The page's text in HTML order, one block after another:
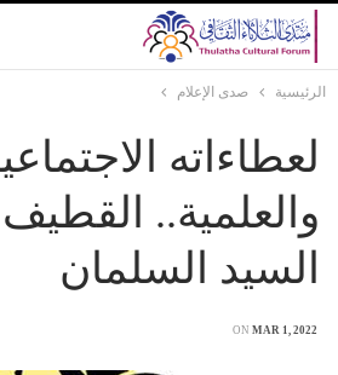
الرئيسية صدى الإعلام
لعطاءاته
والعلمية..
السيد السلمان
ON MAR 1, 2022